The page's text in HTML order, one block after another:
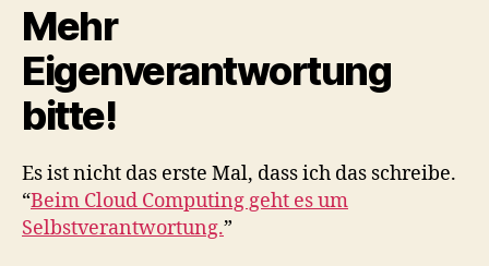
Mehr
Eigenverantwortung
bitte!
Es ist nicht das erste Mal, dass ich das schreibe.
“Beim Cloud Computing geht es um
Selbstverantwortung.”